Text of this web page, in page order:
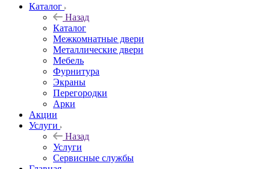
Каталог
Назад
Каталог
Межкомнатные двери
Металлические двери
Мебель
Фурнитура
Экраны
Перегородки
Арки
Акции
Услуги
Назад
Услуги
Сервисные службы